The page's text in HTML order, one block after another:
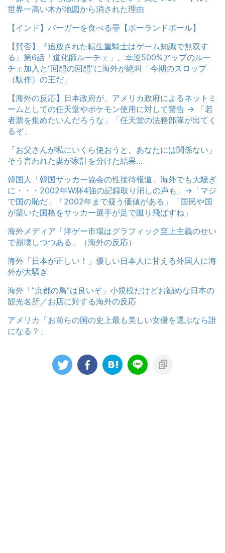
世界一高い木が地図から消された理由
【インド】バーガーを食べる罪【ポーランドボール】
【賛否】『追放された転生重騎士はゲーム知識で無双す
る』第6話「道化師ルーチェ」、幸運500%アップのルー
チェ加入と“回想の回想”に海外が絶叫「今期のスロップ
（駄作）の王だ」
【海外の反応】日本政府が、アメリカ政府によるネットミ
ームとしての任天堂やポケモン使用に対して警告 → 「若
者票を集めたいんだろうな」「任天堂の法務部隊が出てく
るぞ」
「お父さんが私にいくら使おうと、あなたには関係ない」
そう言われた妻が家計を分けた結果…
韓国人「韓国サッカー協会の性接待報道、海外でも大騒ぎ
に・・・2002年W杯4強の記録取り消しの声も」→「マジ
で国の恥だ」「2002年まで疑う価値がある」「国民や国
が築いた国格をサッカー選手が足で蹴り飛ばすね」
海外メディア「洋ゲー市場はグラフィック至上主義のせい
で崩壊しつつある」（海外の反応）
海外「日本が正しい！」優しい日本人に甘える外国人に海
外が大騒ぎ
海外「”京都の鳥”は良いぞ」小規模だけどお勧めな日本の
観光名所／お店に対する海外の反応
アメリカ「お前らの国の史上最も美しい女優を選ぶなら誰
になる？」